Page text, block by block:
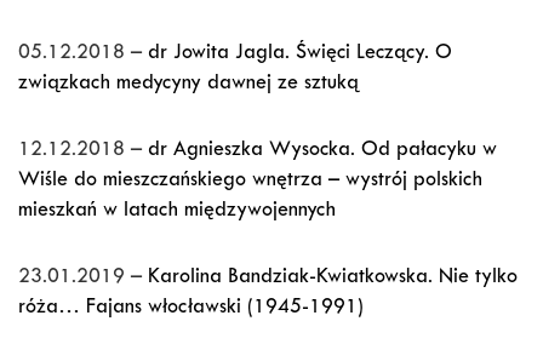
05.12.2018 – dr Jowita Jagla. Święci Leczący. O
związkach medycyny dawnej ze sztuką
12.12.2018 – dr Agnieszka Wysocka. Od pałacyku w
Wiśle do mieszczańskiego wnętrza – wystrój polskich
mieszkań w latach międzywojennych
23.01.2019 – Karolina Bandziak-Kwiatkowska. Nie tylko
róża… Fajans włocławski (1945-1991)